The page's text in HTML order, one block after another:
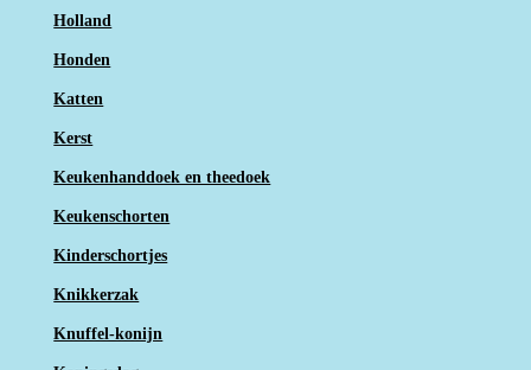
Holland
Honden
Katten
Kerst
Keukenhanddoek en theedoek
Keukenschorten
Kinderschortjes
Knikkerzak
Knuffel-konijn